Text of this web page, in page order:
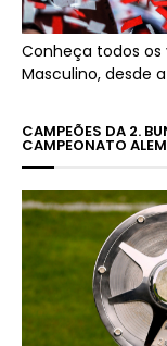
Conheça todos
Masculino, desde
CAMPEÕES DA 2.
CAMPEONATO